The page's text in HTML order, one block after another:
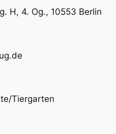
H, 4. Og., 10553 Berlin
Tiergarten